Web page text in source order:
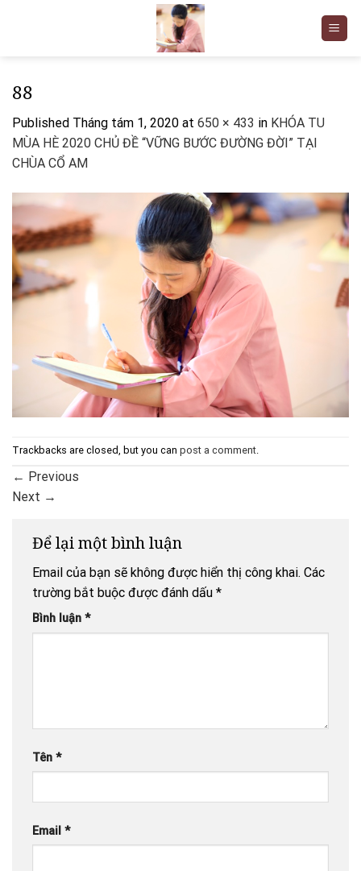
88
Published Tháng tám 1, 2020 at 650 × 433 in KHÓA TU
MÙA HÈ 2020 CHỦ ĐỀ “VỮNG BƯỚC ĐƯỜNG ĐỜI” TẠI
CHÙA CỔ AM
Trackbacks are closed, but you can post a comment.
← Previous
Next →
Để lại một bình luận
Email của bạn sẽ không được hiển thị công khai. Các
trường bắt buộc được đánh dấu *
Bình luận *
Tên *
Email *